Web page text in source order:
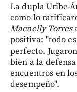
La dupla Uribe-
como lo
Macnelly Torres
positiva: "todo
perfecto.
bien a la
encuentros en
desempeño".